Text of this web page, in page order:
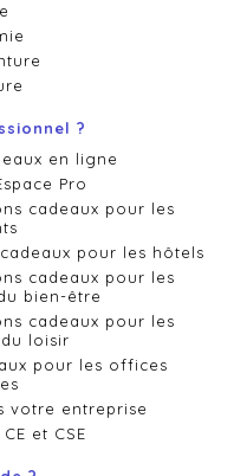
?
en ligne
Pro
cadeaux pour les
pour les hôtels
cadeaux pour les
bien-être
cadeaux pour les
loisir
pour les offices
votre entreprise
et CSE